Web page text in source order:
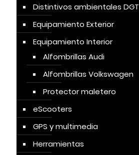
Distintivos ambientales DGT
Equipamiento Exterior
Equipamiento Interior
Alfombrillas Audi
Alfombrillas Volkswagen
Protector maletero
eScooters
GPS y multimedia
Herramientas